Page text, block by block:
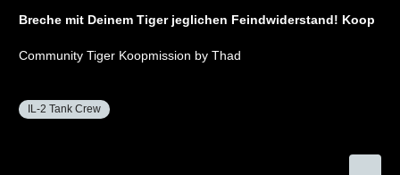
Breche mit Deinem Tiger jeglichen Feindwiderstand! Koop
Community Tiger Koopmission by Thad
IL-2 Tank Crew